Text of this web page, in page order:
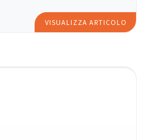
VISUALIZZA ARTICOLO